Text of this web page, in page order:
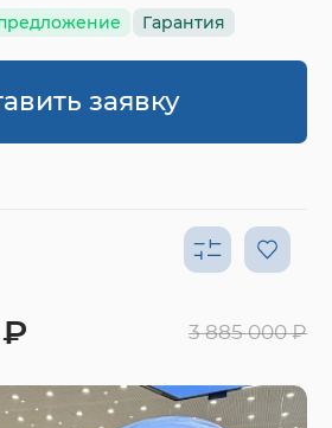
Гарантия
заявку
3 885 000 ₽